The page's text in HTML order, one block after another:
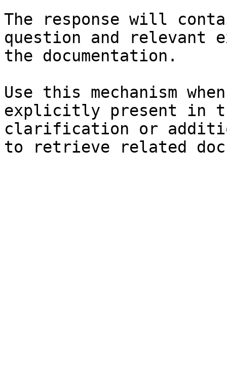
The response will
question and relevant
the documentation.
Use this mechanism
explicitly present in
clarification or